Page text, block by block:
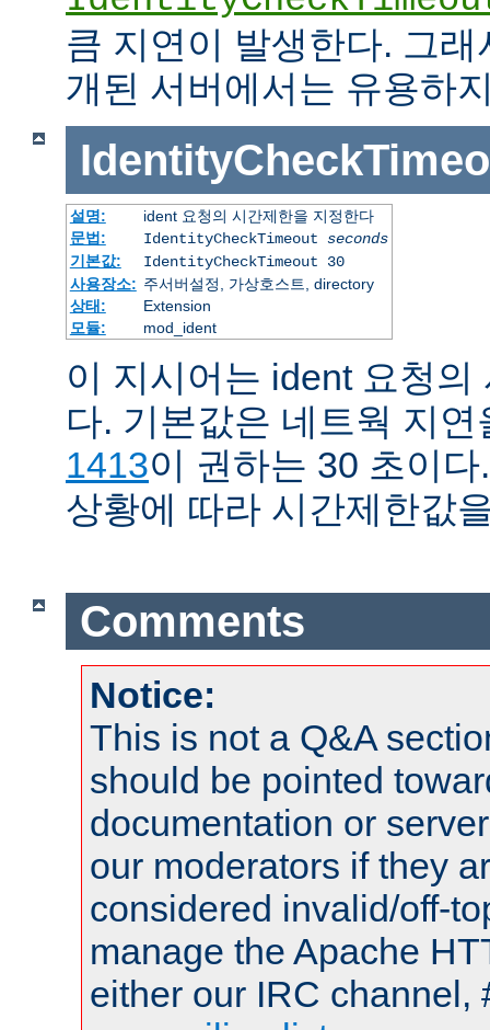
큼 지연이 발생한다. 그
개된 서버에서는 유용하
설명:
ident 요청의 시간제한을 지정한다
문법:
IdentityCheckTimeout seconds
기본값:
IdentityCheckTimeout 30
사용장소: 주서버설정, 가상호스트, directory
상태:
Extension
모듈:
mod_ident
이 지시어는 ident 요청
다. 기본값은 네트웍 지
1413이 권하는 30 초이
상황에 따라 시간제한값
Comments
Notice:
This is not a Q&A
should be pointed
documentation or
our moderators if they
considered invalid/off-
manage the Apache
either our IRC channel,